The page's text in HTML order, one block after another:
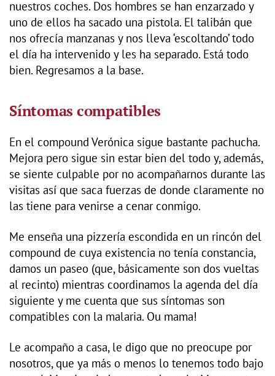
nuestros coches. Dos hombres se han enzarzado y
uno de ellos ha sacado una pistola. El talibán que
nos ofrecía manzanas y nos lleva ‘escoltando’ todo
el día ha intervenido y les ha separado. Está todo
bien. Regresamos a la base.
Síntomas compatibles
En el compound Verónica sigue bastante pachucha.
Mejora pero sigue sin estar bien del todo y, además,
se siente culpable por no acompañarnos durante las
visitas así que saca fuerzas de donde claramente no
las tiene para venirse a cenar conmigo.
Me enseña una pizzería escondida en un rincón del
compound de cuya existencia no tenía constancia,
damos un paseo (que, básicamente son dos vueltas
al recinto) mientras coordinamos la agenda del día
siguiente y me cuenta que sus síntomas son
compatibles con la malaria. Ou mama!
Le acompaño a casa, le digo que no preocupe por
nosotros, que ya más o menos lo tenemos todo bajo